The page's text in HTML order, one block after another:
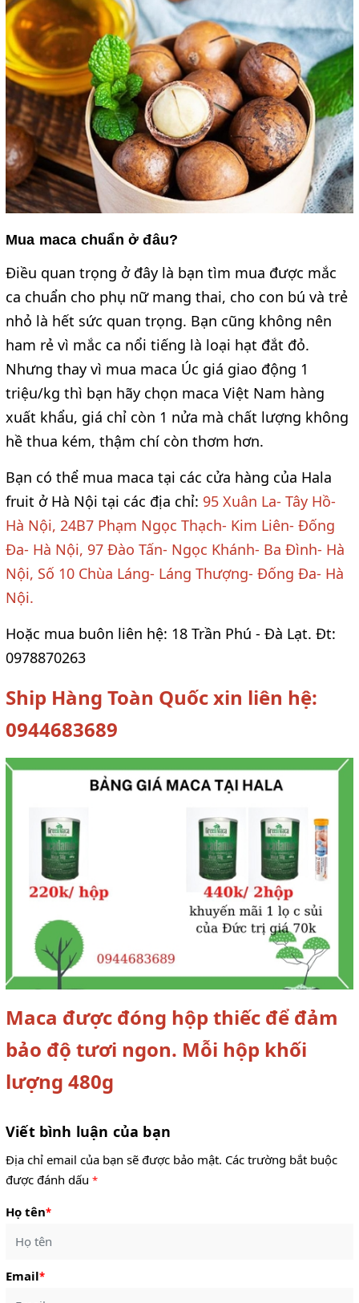
Mua maca chuẩn ở đâu?
Điều quan trọng ở đây là bạn tìm mua được mắc
ca chuẩn cho phụ nữ mang thai, cho con bú và trẻ
nhỏ là hết sức quan trọng. Bạn cũng không nên
ham rẻ vì mắc ca nổi tiếng là loại hạt đắt đỏ.
Nhưng thay vì mua maca Úc giá giao động 1
triệu/kg thì bạn hãy chọn maca Việt Nam hàng
xuất khẩu, giá chỉ còn 1 nửa mà chất lượng không
hề thua kém, thậm chí còn thơm hơn.
Bạn có thể mua maca tại các cửa hàng của Hala
fruit ở Hà Nội tại các địa chỉ: 95 Xuân La- Tây Hồ-
Hà Nội, 24B7 Phạm Ngọc Thạch- Kim Liên- Đống
Đa- Hà Nội, 97 Đào Tấn- Ngọc Khánh- Ba Đình- Hà
Nội, Số 10 Chùa Láng- Láng Thượng- Đống Đa- Hà
Nội.
Hoặc mua buôn liên hệ: 18 Trần Phú - Đà Lạt. Đt:
0978870263
Ship Hàng Toàn Quốc xin liên hệ:
0944683689
Maca được đóng hộp thiếc để đảm
bảo độ tươi ngon. Mỗi hộp khối
lượng 480g
Viết bình luận của bạn
Địa chỉ email của bạn sẽ được bảo mật. Các trường bắt buộc
được đánh dấu *
Họ tên*
Email*